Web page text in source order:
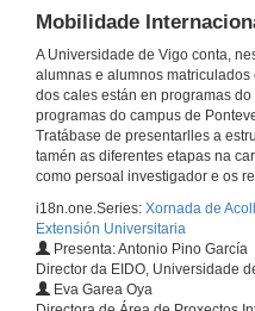
Mobilidade
A Universidade de Vigo conta,
alumnas e alumnos
dos cales están en programas
programas do campus de
Tratábase de presentarlles a
tamén as diferentes etapas na
como persoal investigador e os
i18n.one.Series: Xornada de
Extensión Universitaria
Presenta: Antonio Pino García
Director da EIDO, Universidade
Eva Garea Oya